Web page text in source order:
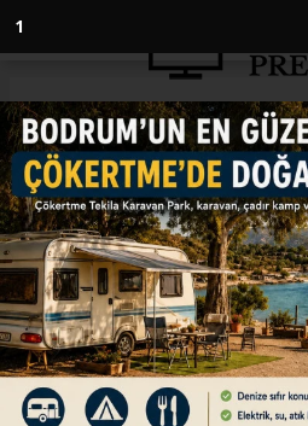
1
Anasayfa ENGLISH
US will ensure
not obtain a
Vice
ENGLISH
26.02.2026 - 11:49,
Trump is 'going to try to